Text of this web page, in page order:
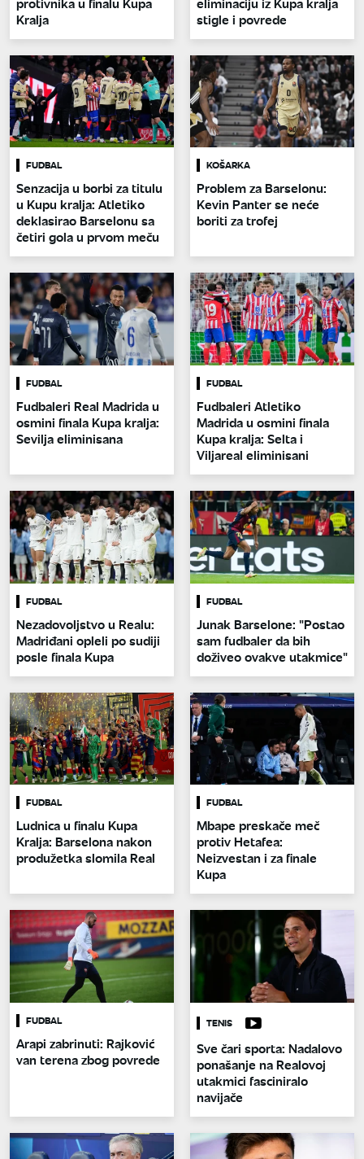
Kralja
stigle i povrede
FUDBAL
Senzacija u borbi za titulu
u Kupu kralja: Atletiko
deklasirao Barselonu sa
četiri gola u prvom meču
KOŠARKA
Problem za Barselonu:
Kevin Panter se neće
boriti za trofej
FUDBAL
Fudbaleri Real Madrida u
osmini finala Kupa kralja:
Sevilja eliminisana
FUDBAL
Fudbaleri Atletiko
Madrida u osmini finala
Kupa kralja: Selta i
Viljareal eliminisani
FUDBAL
Nezadovoljstvo u Realu:
Madriđani opleli po sudiji
posle finala Kupa
FUDBAL
Junak Barselone: "Postao
sam fudbaler da bih
doživeo ovakve utakmice"
FUDBAL
Ludnica u finalu Kupa
Kralja: Barselona nakon
produžetka slomila Real
FUDBAL
Mbape preskače meč
protiv Hetafea:
Neizvestan i za finale
Kupa
FUDBAL
Arapi zabrinuti: Rajković
van terena zbog povrede
TENIS
Sve čari sporta: Nadalovo
ponašanje na Realovoj
utakmici fasciniralo
navijače